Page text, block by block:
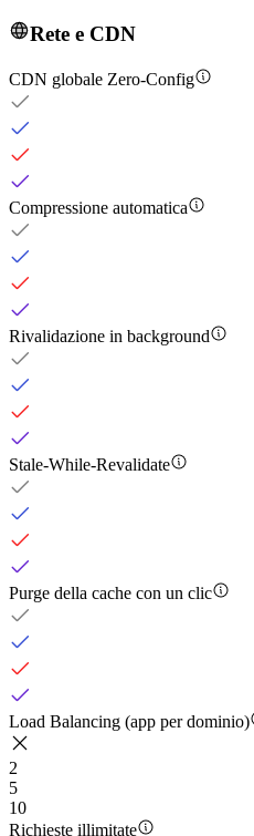
Rete e CDN
CDN globale Zero-Config
Compressione automatica
Rivalidazione in background
Stale-While-Revalidate
Purge della cache con un clic
Load Balancing (app per dominio)
2
5
10
Richieste illimitate